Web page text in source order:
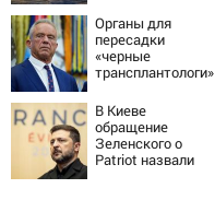
Органы для
пересадки
«черные
трансплантологи»
живых пациентов
В Киеве
обращение
Зеленского о
Patriot назвали